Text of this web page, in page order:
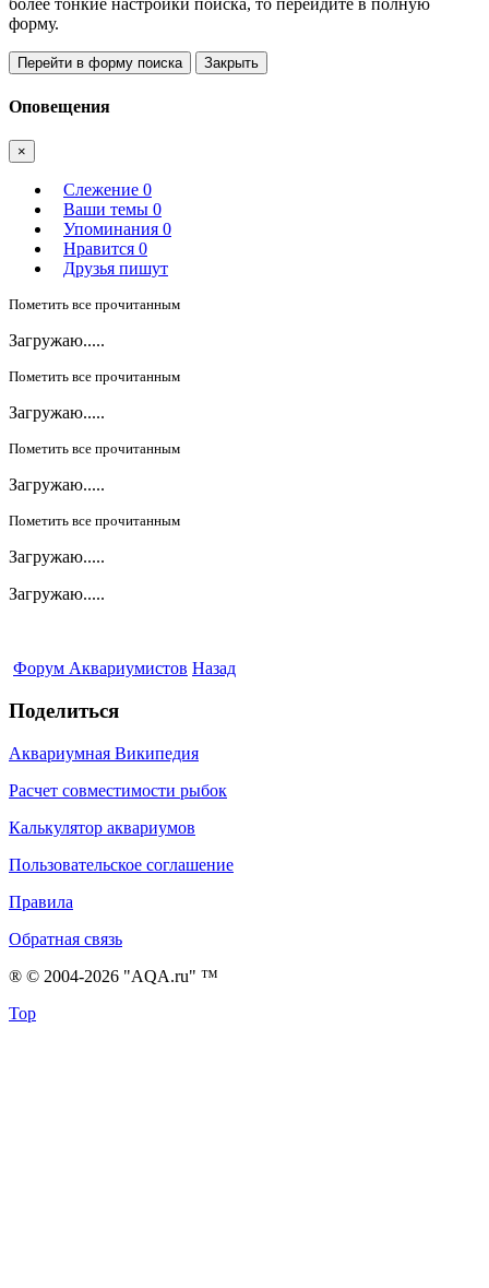
более тонкие настройки поиска, то перейдите в полную
форму.
Перейти в форму поиска Закрыть
Оповещения
×
Слежение 0
Ваши темы 0
Упоминания 0
Нравится 0
Друзья пишут
Пометить все прочитанным
Загружаю.....
Пометить все прочитанным
Загружаю.....
Пометить все прочитанным
Загружаю.....
Пометить все прочитанным
Загружаю.....
Загружаю.....
Форум Аквариумистов Назад
Поделиться
Аквариумная Википедия
Расчет совместимости рыбок
Калькулятор аквариумов
Пользовательское соглашение
Правила
Обратная связь
® © 2004-2026 "AQA.ru" ™
Top